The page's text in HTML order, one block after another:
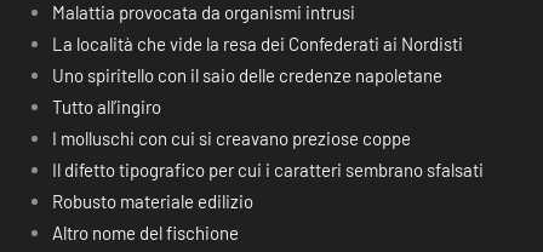
Malattia provocata da organismi intrusi
La località che vide la resa dei Confederati ai Nordisti
Uno spiritello con il saio delle credenze napoletane
Tutto all’ingiro
I molluschi con cui si creavano preziose coppe
Il difetto tipografico per cui i caratteri sembrano sfalsati
Robusto materiale edilizio
Altro nome del fischione